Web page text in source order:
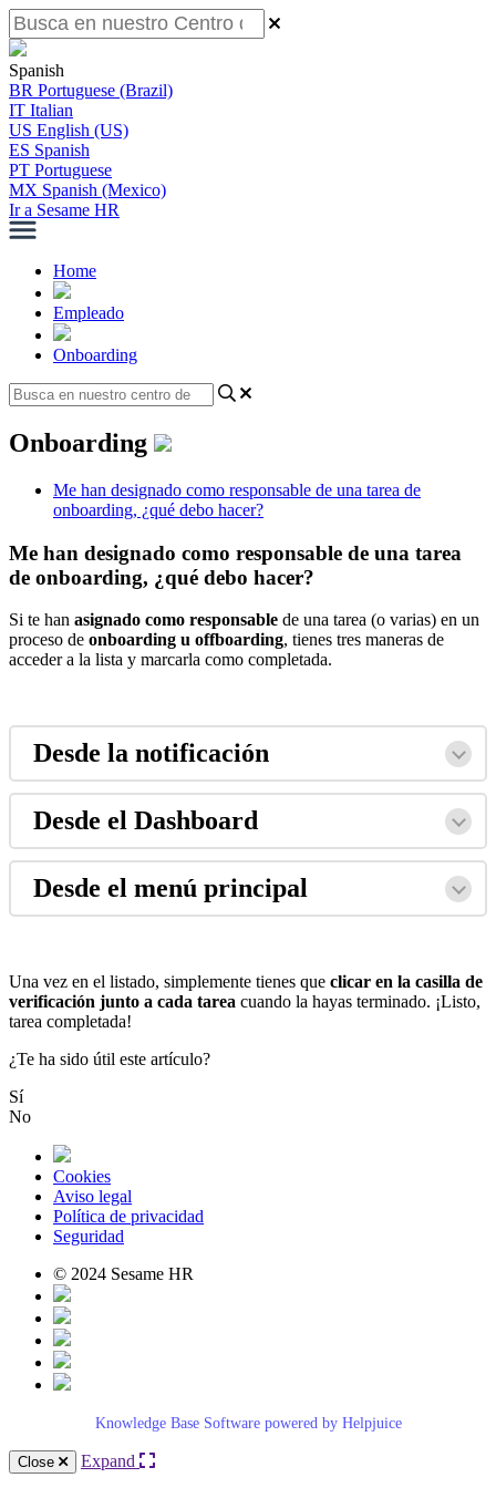
Spanish
BR Portuguese (Brazil)
IT Italian
US English (US)
ES Spanish
PT Portuguese
MX Spanish (Mexico)
Ir a Sesame HR
Home
Empleado
Onboarding
Onboarding
Me han designado como responsable de una tarea de
onboarding, ¿qué debo hacer?
Me han designado como responsable de una tarea
de onboarding, ¿qué debo hacer?
Si te han asignado como responsable de una tarea (o varias) en un
proceso de onboarding u offboarding, tienes tres maneras de
acceder a la lista y marcarla como completada.
Desde la notificación
Desde el Dashboard
Desde el menú principal
Una vez en el listado, simplemente tienes que clicar en la casilla de
verificación junto a cada tarea cuando la hayas terminado. ¡Listo,
tarea completada!
¿Te ha sido útil este artículo?
Sí
No
Cookies
Aviso legal
Política de privacidad
Seguridad
© 2024 Sesame HR
Knowledge Base Software powered by Helpjuice
Close Expand